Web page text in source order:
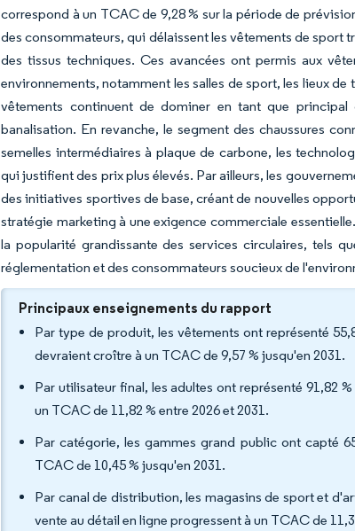
correspond à un TCAC de 9,28 % sur la période de
des consommateurs, qui délaissent les vêtements de
des tissus techniques. Ces avancées ont permis aux
environnements, notamment les salles de sport, les lieux
vêtements continuent de dominer en tant que
banalisation. En revanche, le segment des chaussures
semelles intermédiaires à plaque de carbone, les
qui justifient des prix plus élevés. Par ailleurs, les
des initiatives sportives de base, créant de nouvelles
stratégie marketing à une exigence commerciale
la popularité grandissante des services circulaires, tels
réglementation et des consommateurs soucieux de
Principaux enseignements du rapport
Par type de produit, les vêtements ont représenté
devraient croître à un TCAC de 9,57 % jusqu'en 2031.
Par utilisateur final, les adultes ont représenté 91,82
un TCAC de 11,82 % entre 2026 et 2031.
Par catégorie, les gammes grand public ont capté
TCAC de 10,45 % jusqu'en 2031.
Par canal de distribution, les magasins de sport et
vente au détail en ligne progressent à un TCAC de